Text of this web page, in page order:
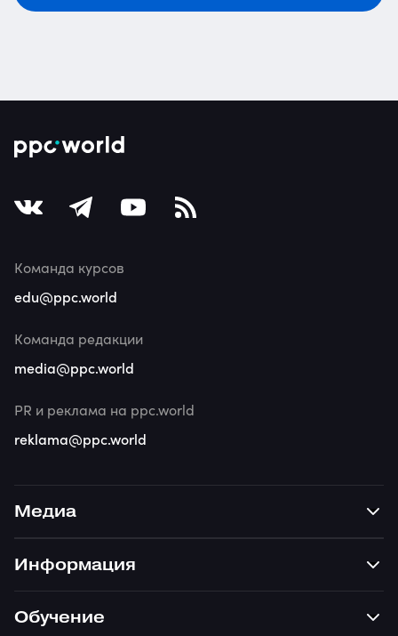
Медиа
Информация
Обучение
Команда курсов
edu@ppc.world
Команда редакции
media@ppc.world
PR и реклама на ppc.world
reklama@ppc.world